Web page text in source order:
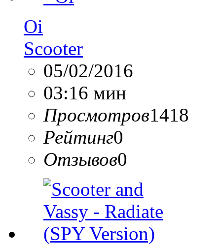
Oi
Scooter
05/02/2016
03:16 мин
Просмотров1418
Рейтинг0
Отзывов0